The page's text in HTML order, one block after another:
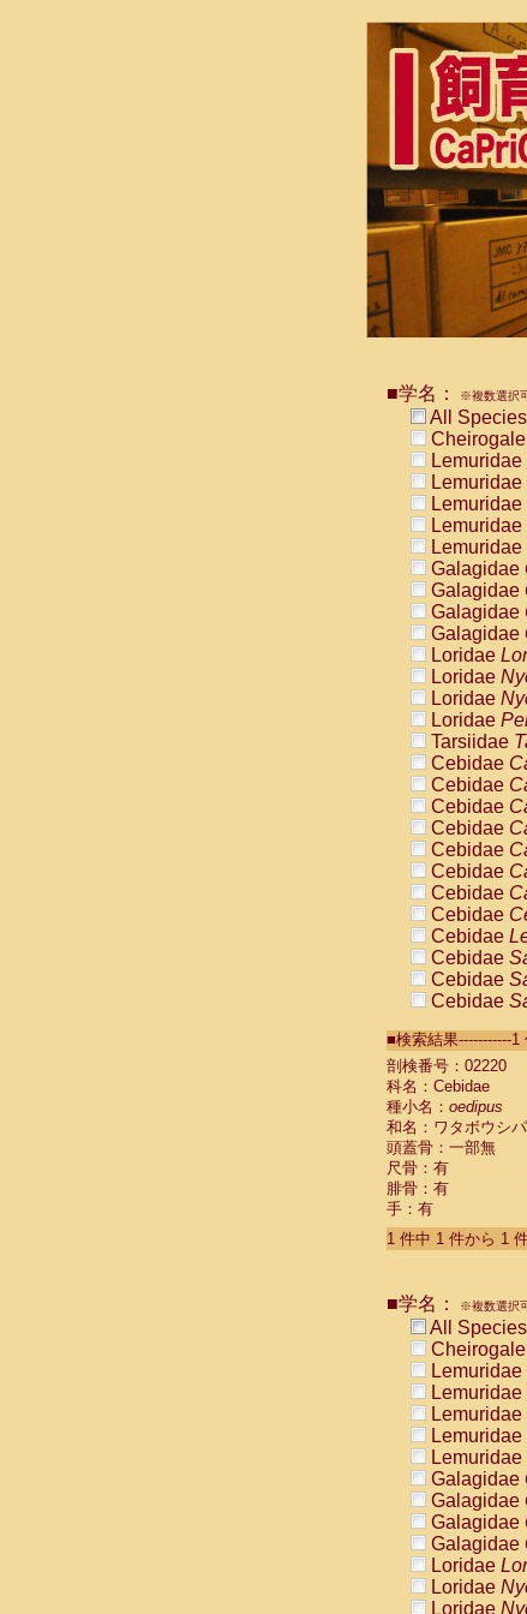
■学名： ※複数選択
All Species
Lemuridae
Lemuridae
Lemuridae
Lemuridae
Lemuridae
Galagidae
Galagidae
Galagidae
Galagidae
Loridae
Loridae
Loridae
Loridae
Tarsiidae
Cebidae
Cebidae
Cebidae
Cebidae
Cebidae
Cebidae
Cebidae
Cebidae
Cebidae
Cebidae
Cebidae
Cebidae
Cebidae
Cebidae
Cebidae
Cebidae
Cebidae
Cebidae
Cebidae
Cebidae
Cebidae
Cebidae
Cebidae
Cebidae
Cebidae
Cebidae
Atelidae
Atelidae
Atelidae
Atelidae
Atelidae
Atelidae
Atelidae
Atelidae
Atelidae
Atelidae
■検索結果-----------
剖検番号：02220
科名：Cebidae
種小名： oedipus
和名：ワタボウシ
頭蓋骨：一部無
尺骨：有
腓骨：有
手：有
1 件中 1 件から 1
■学名： ※複数選択
All Species
Lemuridae
Lemuridae
Lemuridae
Lemuridae
Lemuridae
Galagidae
Galagidae
Galagidae
Galagidae
Loridae
Loridae
Loridae